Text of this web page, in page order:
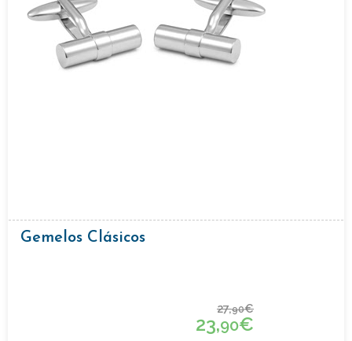
Gemelos Clásicos
27,90€
23,90€